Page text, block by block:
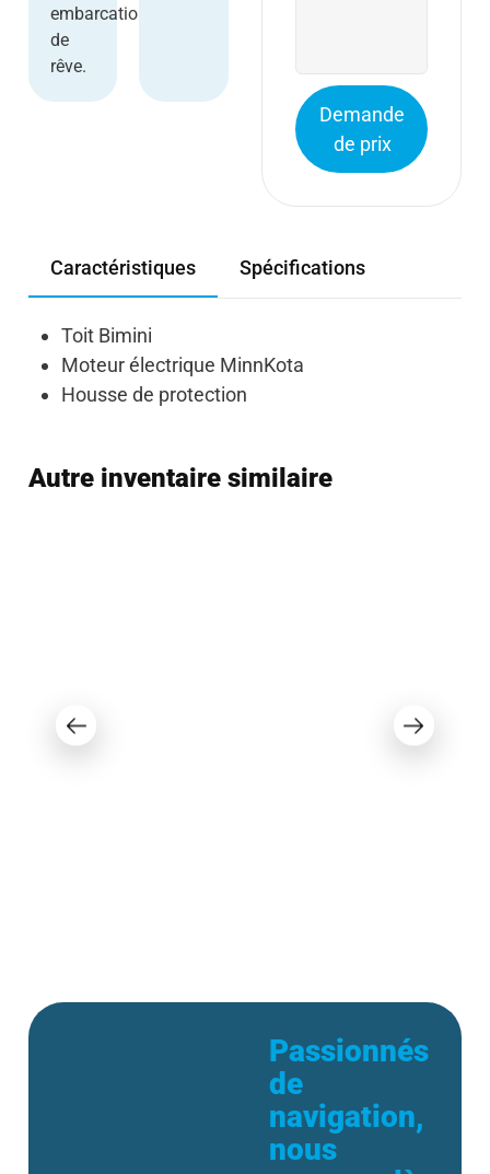
embarcation
de
rêve.
Caractéristiques Spécifications
Toit Bimini
Moteur électrique MinnKota
Housse de protection
Autre inventaire similaire
Passionnés
de
navigation,
nous